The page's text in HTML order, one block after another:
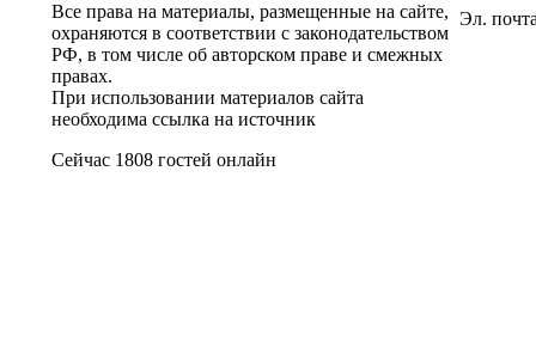
Все права на материалы, размещенные на сайте,
охраняются в соответствии с законодательством
РФ, в том числе об авторском праве и смежных
правах.
При использовании материалов сайта
необходима ссылка на источник
Сейчас 1808 гостей онлайн
Эл.